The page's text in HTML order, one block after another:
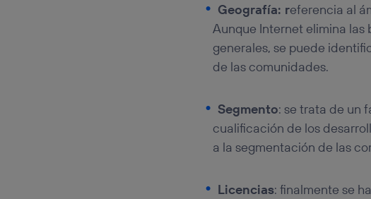
Geografía: referencia al
Aunque Internet elimina las
generales, se puede
de las comunidades.
Segmento: se trata de un
cualificación de los
a la segmentación de las
Licencias: finalmente se